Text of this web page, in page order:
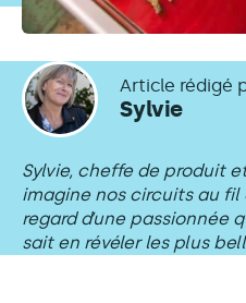
Article rédigé
Sylvie
Sylvie, cheffe de produit
imagine nos circuits au fil
regard d’une passionnée
sait en révéler les plus